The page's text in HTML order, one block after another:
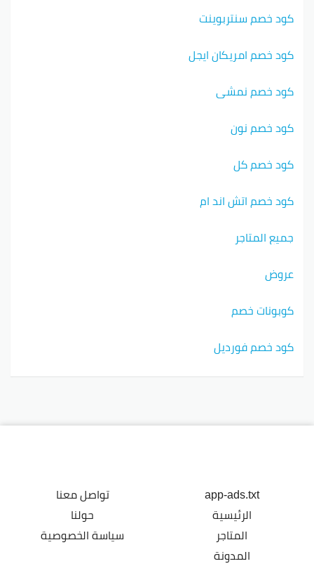
كود خصم سنتربوينت
كود خصم امريكان ايجل
كود خصم نمشي
كود خصم نون
كود خصم كل
كود خصم اتش اند ام
جميع المتاجر
عروض
كوبونات خصم
كود خصم فورديل
app-ads.txt
الرئيسية
المتاجر
المدونة
تواصل معنا
حولنا
سياسة الخصوصية